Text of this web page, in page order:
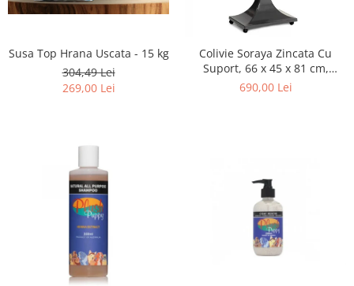
Susa Top Hrana Uscata - 15 kg
304,49 Lei
269,00 Lei
Colivie Soraya Zincata Cu
Suport, 66 x 45 x 81 cm,
15210030
690,00 Lei